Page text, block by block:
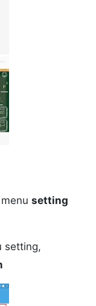
menusetting
setting,